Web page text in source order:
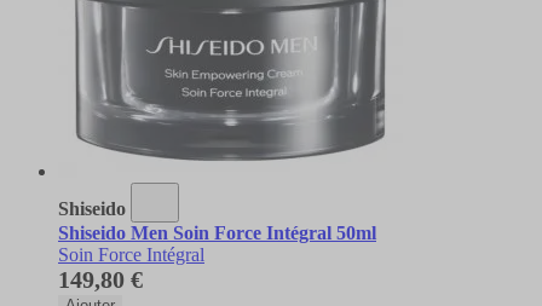
Shiseido
Shiseido Men Soin Force Intégral 50ml
Soin Force Intégral
149,80 €